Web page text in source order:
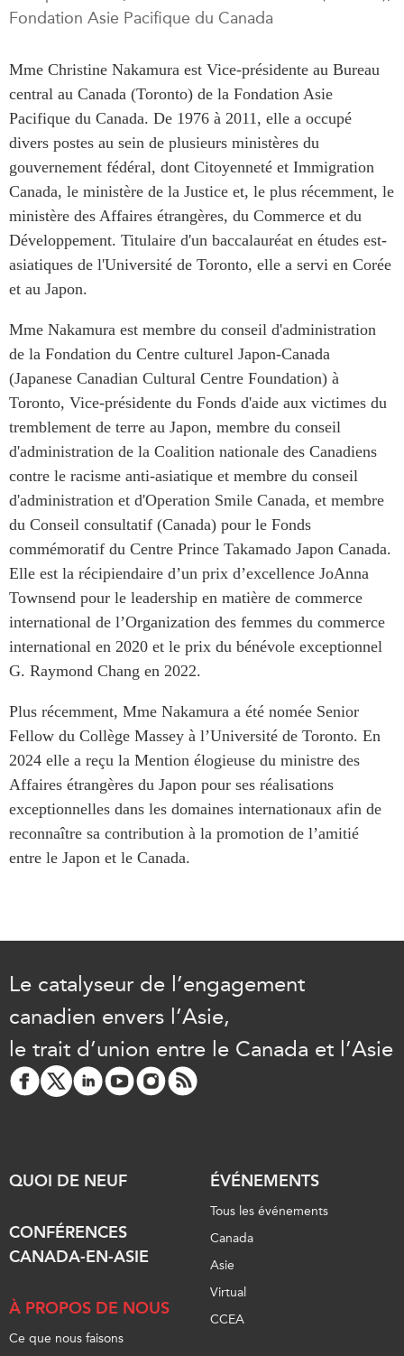
Rapports Annuels
RECHERCHE
Toutes les publications
Asie du Sud-Est
Asie du Nord
CPTPP Portal
Bourses
Auteurs
PROGRAMMES
Dialogues et tables rondes
Centre sur les minéraux
critiques du Canada et de
l’Indo-Pacifique
Enjeux émergents
En éducation
féminines
Le Partenariat APEC-
Canada pour la croissance
des entreprises
i-LEAD
recherche
ABAC
APEC
Communiqués
Podcast Archive
PUBLICATIONS
Observatoire Asie
Perspectives
Dépêches
Rapports et notes de
synthèse
Études de cas
Sondages
Séries spéciales
Pleins feux
NOTRE RÉSEAU DE
SITES WEB
Programme d’études Asie-
Pacifique
Investment Monitor
Projet APEC-Canada pour
l’expansion du partenariat
des entreprises
Conférence Canada-en-
CPTPP Portal
Fondation Asie Pacifique du Canada
Mme Christine Nakamura est Vice-présidente au Bureau
central au Canada (Toronto) de la Fondation Asie
Pacifique du Canada. De 1976 à 2011, elle a occupé
divers postes au sein de plusieurs ministères du
gouvernement fédéral, dont Citoyenneté et Immigration
Canada, le ministère de la Justice et, le plus récemment, le
ministère des Affaires étrangères, du Commerce et du
Développement. Titulaire d'un baccalauréat en études est-
asiatiques de l'Université de Toronto, elle a servi en Corée
et au Japon.
Mme Nakamura est membre du conseil d'administration
de la Fondation du Centre culturel Japon-Canada
(Japanese Canadian Cultural Centre Foundation) à
Toronto, Vice-présidente du Fonds d'aide aux victimes du
tremblement de terre au Japon, membre du conseil
d'administration de la Coalition nationale des Canadiens
contre le racisme anti-asiatique et membre du conseil
d'administration et d'Operation Smile Canada, et membre
du Conseil consultatif (Canada) pour le Fonds
commémoratif du Centre Prince Takamado Japon Canada.
Elle est la récipiendaire d’un prix d’excellence JoAnna
Townsend pour le leadership en matière de commerce
international de l’Organization des femmes du commerce
international en 2020 et le prix du bénévole exceptionnel
G. Raymond Chang en 2022.
Plus récemment, Mme Nakamura a été nomée Senior
Fellow du Collège Massey à l’Université de Toronto. En
2024 elle a reçu la Mention élogieuse du ministre des
Affaires étrangères du Japon pour ses réalisations
exceptionnelles dans les domaines internationaux afin de
reconnaître sa contribution à la promotion de l’amitié
entre le Japon et le Canada.
Le catalyseur de l’engagement
canadien envers l’Asie,
le trait d’union entre le Canada et l’Asie
QUOI DE NEUF
CONFÉRENCES
CANADA-EN-ASIE
À PROPOS DE NOUS
Ce que nous faisons
ÉVÉNEMENTS
Tous les événements
Canada
Asie
Virtual
CCEA